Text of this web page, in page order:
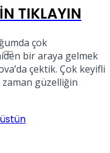
TIKLAYIN
çok
bir araya gelmek
çektik. Çok keyifli
güzelliğin